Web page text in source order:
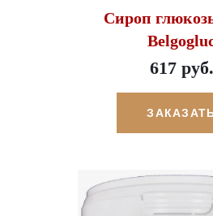
Сироп
617 руб.